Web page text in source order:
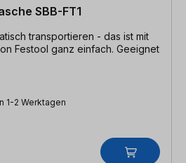
SBB-FT1
transportieren - das ist mit
Festool ganz einfach. Geeignet
1-2 Werktagen